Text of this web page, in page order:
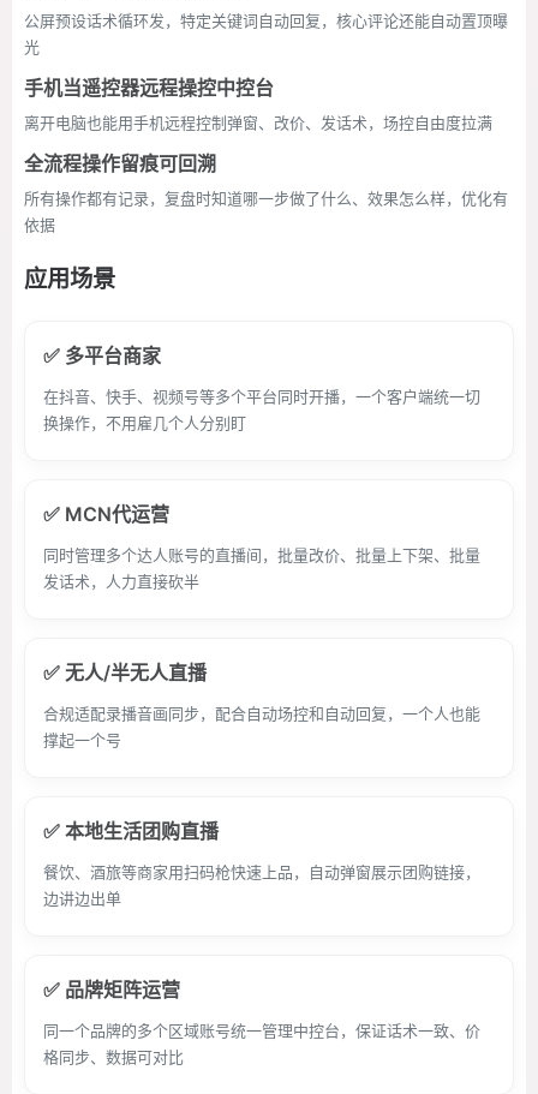
公屏预设话术循环发，特定关键词自动回复，核心评论还能自动置顶曝
光
手机当遥控器远程操控中控台
离开电脑也能用手机远程控制弹窗、改价、发话术，场控自由度拉满
全流程操作留痕可回溯
所有操作都有记录，复盘时知道哪一步做了什么、效果怎么样，优化有
依据
应用场景
✅ 多平台商家
在抖音、快手、视频号等多个平台同时开播，一个客户端统一切
换操作，不用雇几个人分别盯
✅ MCN代运营
同时管理多个达人账号的直播间，批量改价、批量上下架、批量
发话术，人力直接砍半
✅ 无人/半无人直播
合规适配录播音画同步，配合自动场控和自动回复，一个人也能
撑起一个号
✅ 本地生活团购直播
餐饮、酒旅等商家用扫码枪快速上品，自动弹窗展示团购链接，
边讲边出单
✅ 品牌矩阵运营
同一个品牌的多个区域账号统一管理中控台，保证话术一致、价
格同步、数据可对比